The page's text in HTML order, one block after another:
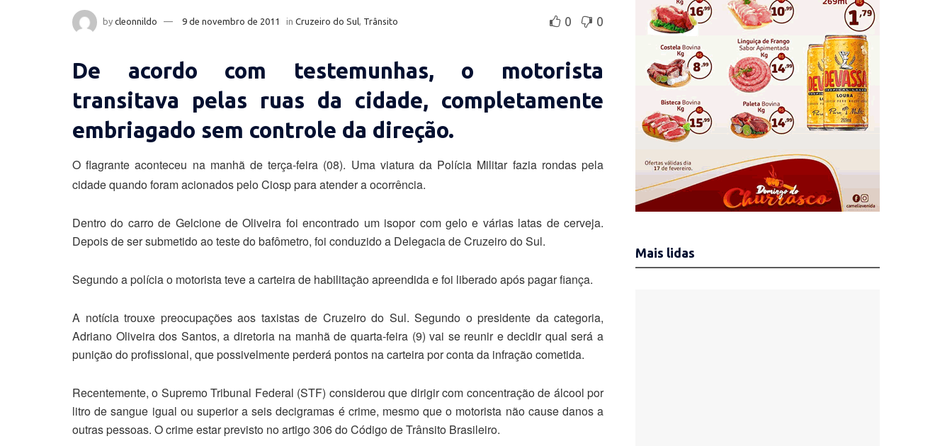
by cleonnildo 9 de novembro de 2011 in Cruzeiro do Sul Trânsito 0 0
De acordo com testemunhas, o motorista
transitava pelas ruas da cidade, completamente
embriagado sem controle da direção.
O flagrante aconteceu na manhã de terça-feira (08). Uma viatura da Polícia Militar fazia rondas pela
cidade quando foram acionados pelo Ciosp para atender a ocorrência.
Dentro do carro de Gelcione de Oliveira foi encontrado um isopor com gelo e várias latas de cerveja.
Depois de ser submetido ao teste do bafômetro, foi conduzido a Delegacia de Cruzeiro do Sul.
Segundo a polícia o motorista teve a carteira de habilitação apreendida e foi liberado após pagar fiança.
A notícia trouxe preocupações aos taxistas de Cruzeiro do Sul. Segundo o presidente da categoria,
Adriano Oliveira dos Santos, a diretoria na manhã de quarta-feira (9) vai se reunir e decidir qual será a
punição do profissional, que possivelmente perderá pontos na carteira por conta da infração cometida.
Recentemente, o Supremo Tribunal Federal (STF) considerou que dirigir com concentração de álcool por
litro de sangue igual ou superior a seis decigramas é crime, mesmo que o motorista não cause danos a
outras pessoas. O crime estar previsto no artigo 306 do Código de Trânsito Brasileiro.
Mais lidas